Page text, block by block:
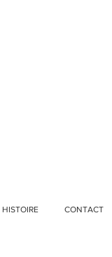
HISTOIRE CONTACT